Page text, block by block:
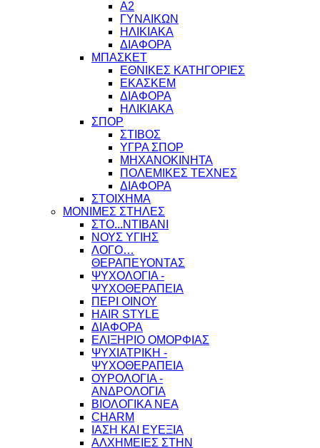
Α2
ΓΥΝΑΙΚΩΝ
ΗΛΙΚΙΑΚΑ
ΔΙΑΦΟΡΑ
ΜΠΑΣΚΕΤ
ΕΘΝΙΚΕΣ ΚΑΤΗΓΟΡΙΕΣ
ΕΚΑΣΚΕΜ
ΔΙΑΦΟΡΑ
ΗΛΙΚΙΑΚΑ
ΣΠΟΡ
ΣΤΙΒΟΣ
ΥΓΡΑ ΣΠΟΡ
ΜΗΧΑΝΟΚΙΝΗΤΑ
ΠΟΛΕΜΙΚΕΣ ΤΕΧΝΕΣ
ΔΙΑΦΟΡΑ
ΣΤΟΙΧΗΜΑ
ΜΟΝΙΜΕΣ ΣΤΗΛΕΣ
ΣΤΟ...ΝΤΙΒΑΝΙ
ΝΟΥΣ ΥΓΙΗΣ
ΛΟΓΟ…
ΘΕΡΑΠΕΥΟΝΤΑΣ
ΨΥΧΟΛΟΓΙΑ -
ΨΥΧΟΘΕΡΑΠΕΙΑ
ΠΕΡΙ ΟΙΝΟΥ
HAIR STYLE
ΔΙΑΦΟΡΑ
ΕΛΙΞΗΡΙΟ ΟΜΟΡΦΙΑΣ
ΨΥΧΙΑΤΡΙΚΗ -
ΨΥΧΟΘΕΡΑΠΕΙΑ
ΟΥΡΟΛΟΓΙΑ -
ΑΝΔΡΟΛΟΓΙΑ
ΒΙΟΛΟΓΙΚΑ ΝΕΑ
CHARM
ΙΑΣΗ ΚΑΙ ΕΥΕΞΙΑ
ΑΛΧΗΜΕΙΕΣ ΣΤΗΝ